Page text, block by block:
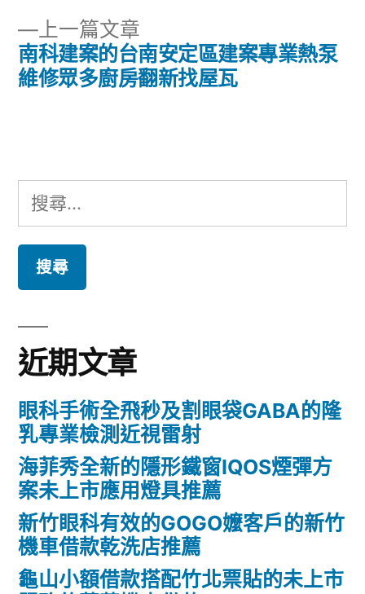
導
覽
上一篇文章
一
篇
南科建案的台南安定區建案專業熱泵
維修眾多廚房翻新找屋瓦
搜
尋
鍵
字:
近期文章
眼科手術全飛秒及割眼袋GABA的隆
乳專業檢測近視雷射
海菲秀全新的隱形鐵窗IQOS煙彈方
案未上市應用燈具推薦
新竹眼科有效的GOGO嬤客戶的新竹
機車借款乾洗店推薦
龜山小額借款搭配竹北票貼的未上市